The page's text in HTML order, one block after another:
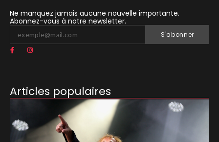
Ne manquez jamais aucune nouvelle importante.
Abonnez-vous à notre newsletter.
S'abonner
Articles populaires